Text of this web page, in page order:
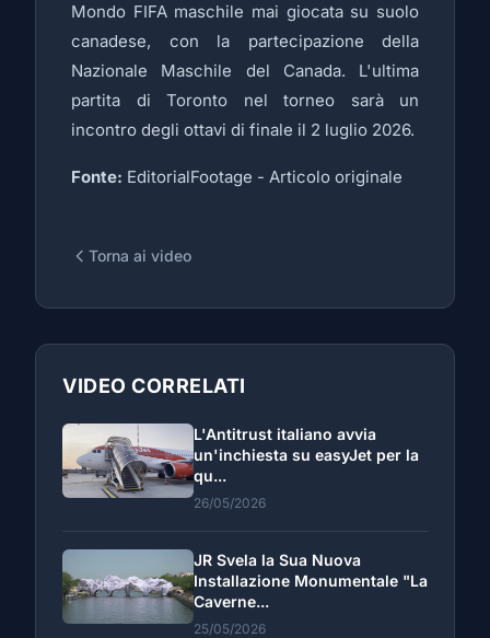
Mondo FIFA maschile mai giocata su suolo
canadese, con la partecipazione della
Nazionale Maschile del Canada. L'ultima
partita di Toronto nel torneo sarà un
incontro degli ottavi di finale il 2 luglio 2026.
Fonte: EditorialFootage - Articolo originale
Torna ai video
VIDEO CORRELATI
L'Antitrust italiano avvia
un'inchiesta su easyJet per la
qu...
26/05/2026
JR Svela la Sua Nuova
Installazione Monumentale "La
Caverne...
25/05/2026